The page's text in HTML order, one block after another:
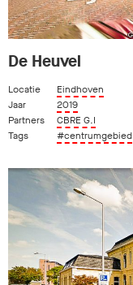
De Heuvel
Locatie
Eindhoven
Jaar
2019
Partners
CBRE G.I
Tags
#centrumgebied